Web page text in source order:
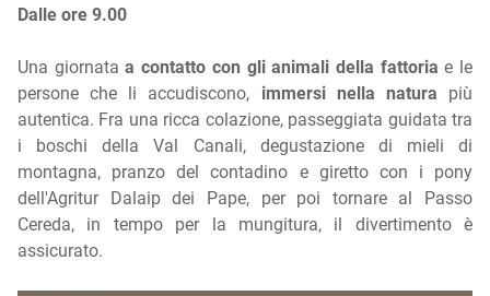
Dalle ore 9.00
Una giornataa contatto con gli animali della fattoriae le
persone che li accudiscono, immersi nella natura più
autentica. Fra una ricca colazione, passeggiata guidata tra
i boschi della Val Canali, degustazione di mieli di
montagna, pranzo del contadino e giretto con i pony
dell'Agritur Dalaip dei Pape, per poi tornare al Passo
Cereda, in tempo per la mungitura, il divertimento è
assicurato.